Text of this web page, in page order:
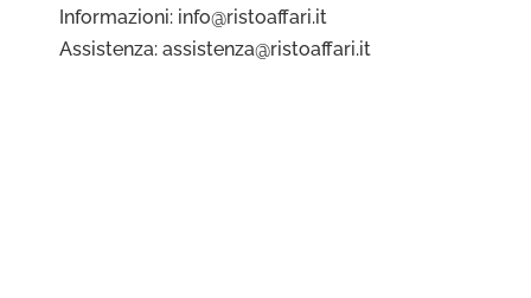
Informazioni: info@ristoaffari.it
Assistenza: assistenza@ristoaffari.it